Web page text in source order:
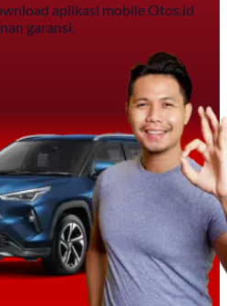
aplikasi mobile Otos.id
garansi.